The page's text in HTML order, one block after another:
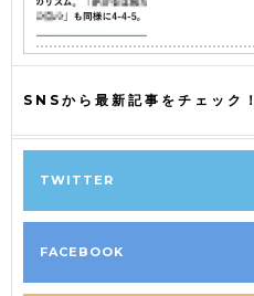
SNSから最新記事をチェック！
TWITTER
FACEBOOK